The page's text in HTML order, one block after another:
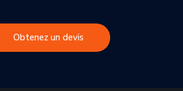
Obtenez un devis